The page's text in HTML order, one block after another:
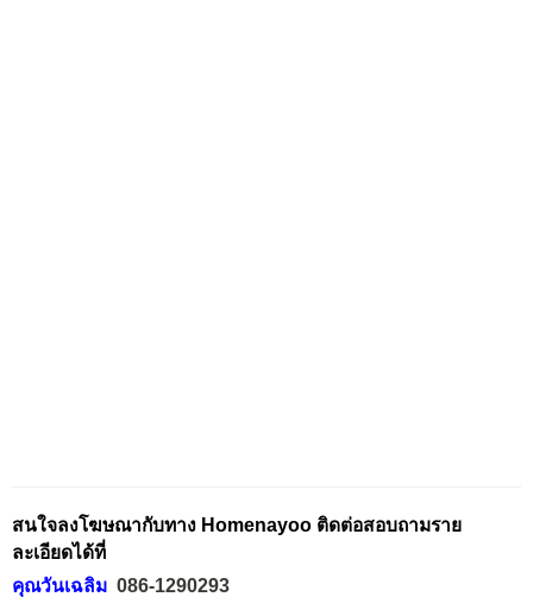
สนใจลงโฆษณากับทาง Homenayoo ติดต่อสอบถามราย
ละเอียดได้ที่
คุณวันเฉลิม 086-1290293